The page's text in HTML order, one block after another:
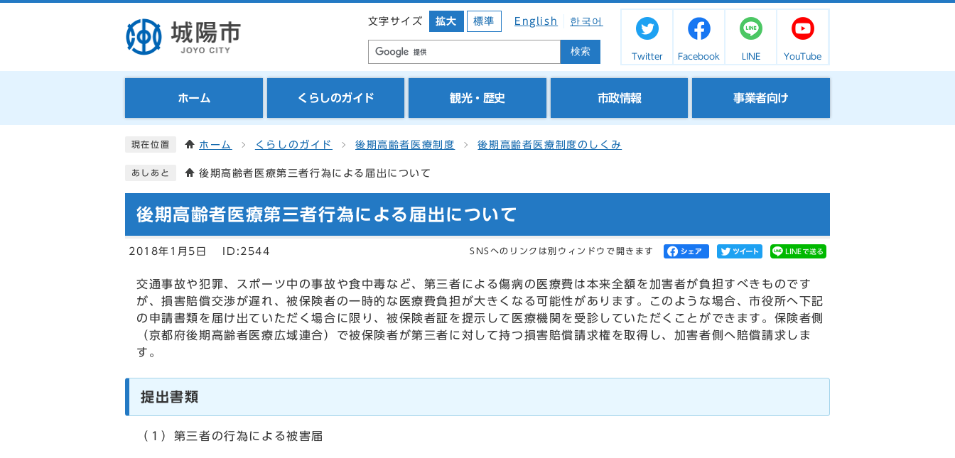
文字サイズ 拡大 標準 English 한국어
検索 Twitter Facebook LINE YouTube
ホーム くらしのガイド 観光・歴史 市政情報 事業者向け
現在位置 ホーム くらしのガイド 後期高齢者医療制度 後期高齢者医療制度のしくみ
あしあと 後期高齢者医療第三者行為による届出について
後期高齢者医療第三者行為による届出について
2018年1月5日 ID:2544 SNSへのリンクは別ウィンドウで開きます
交通事故や犯罪、スポーツ中の事故や食中毒など、第三者による傷病の医療費は本来全額を加害者が負担すべきものです
が、損害賠償交渉が遅れ、被保険者の一時的な医療費負担が大きくなる可能性があります。このような場合、市役所へ下記
の申請書類を届け出ていただく場合に限り、被保険者証を提示して医療機関を受診していただくことができます。保険者側
（京都府後期高齢者医療広域連合）で被保険者が第三者に対して持つ損害賠償請求権を取得し、加害者側へ賠償請求しま
す。
提出書類
（１）第三者の行為による被害届